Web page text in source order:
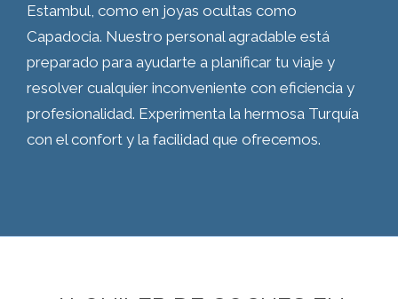
Estambul, como en joyas ocultas como
Capadocia. Nuestro personal agradable está
preparado para ayudarte a planificar tu viaje y
resolver cualquier inconveniente con eficiencia y
profesionalidad. Experimenta la hermosa Turquía
con el confort y la facilidad que ofrecemos.